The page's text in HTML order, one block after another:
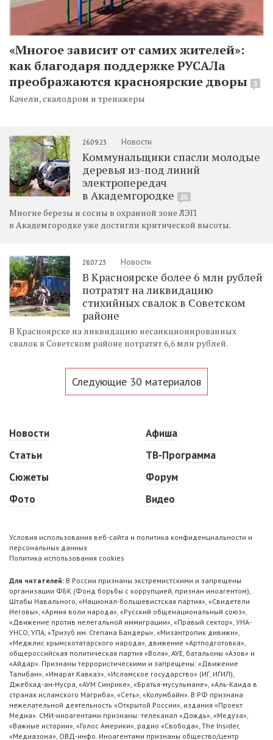
«Многое зависит от самих жителей»:
как благодаря поддержке РУСАЛа
преображаются красноярские дворы
3
Качели, скалодром и тренажеры
26.09.23 Новости
Коммунальщики спасли молодые
деревья из-под линий
электропередач
в Академгородке
25
Многие березы и сосны в охранной зоне ЛЭП
в Академгородке уже достигли критической высоты.
28.07.23 Новости
В Красноярске более 6 млн рублей
потратят на ликвидацию
стихийных свалок в Советском
районе
В Красноярске на ликвидацию несанкционированных
свалок в Советском районе потратят 6,6 млн рублей.
Следующие 30 материалов
Новости
Статьи
Сюжеты
Фото
Афиша
ТВ-Программа
Форум
Видео
Условия использования веб-сайта и политика конфиденциальности и
персональных данных
Политика использования cookies
Для читателей: В России признаны экстремистскими и запрещены
организации ФБК (Фонд борьбы с коррупцией, признан иноагентом),
Штабы Навального, «Национал-большевистская партия», «Свидетели
Иеговы», «Армия воли народа», «Русский общенациональный союз»,
«Движение против нелегальной иммиграции», «Правый сектор», УНА-
УНСО, УПА, «Тризуб им. Степана Бандеры», «Мизантропик дивижн»,
«Меджлис крымскотатарского народа», движение «Артподготовка»,
общероссийская политическая партия «Воля», АУЕ, батальоны «Азов» и
«Айдар». Признаны террористическими и запрещены: «Движение
Талибан», «Имарат Кавказ», «Исламское государство» (ИГ, ИГИЛ),
Джебхад-ан-Нусра, «АУМ Синрике», «Братья-мусульмане», «Аль-Каида в
странах исламского Магриба», «Сеть», «Колумбайн». В РФ признана
нежелательной деятельность «Открытой России», издания «Проект
Медиа». СМИ-иноагентами признаны: телеканал «Дождь», «Медуза»,
«Важные истории», «Голос Америки», радио «Свобода», The Insider,
«Медиазона», ОВД-инфо. Иноагентами признаны общество/центр